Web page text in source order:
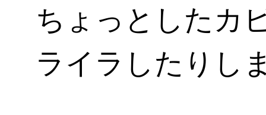
ちょっとしたカ
ライラしたりし